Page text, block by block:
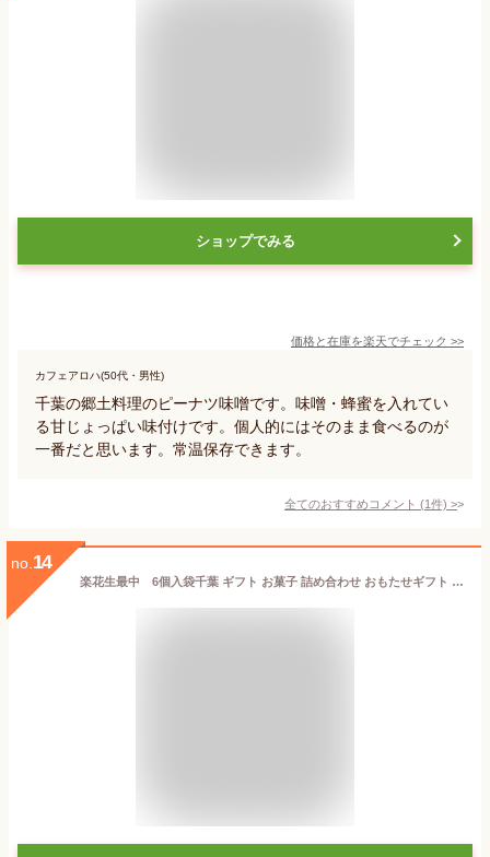
ショップでみる
価格と在庫を楽天でチェック >>
カフェアロハ(50代・男性)
千葉の郷土料理のピーナツ味噌です。味噌・蜂蜜を入れてい
る甘じょっぱい味付けです。個人的にはそのまま食べるのが
一番だと思います。常温保存できます。
全てのおすすめコメント (1件) >
no. 14
楽花生最中 6個入袋千葉 ギフト お菓子 詰め合わせ おもたせギフト グルメ お取り寄せ スイーツ お菓子 お土産 ご挨拶 お祝い 内祝い お返し お礼 贈答品 出産 結婚 誕生日 贈り物 食品 食べ物